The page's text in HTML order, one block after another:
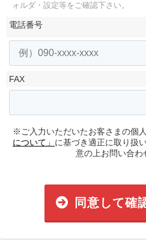
ォルダ・設定等をご確認下さい。
電話番号
FAX
※ご入力いただいたお客さまの個人
について」 に基づき適正に取り扱
意の上お問い合わ
同意して確